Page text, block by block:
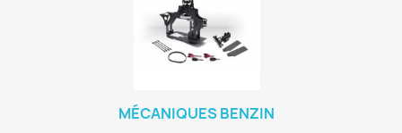
MÉCANIQUES BENZIN